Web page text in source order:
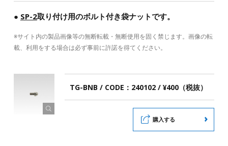
● SP-2取り付け用のボルト付き袋ナットです。
※サイト内の製品画像等の無断転載・無断使用を固く禁じます。画像の転
載、利用をする場合は必ず事前に許諾を得てください。
TG-BNB / CODE：240102 / ¥400（税抜）
購入する